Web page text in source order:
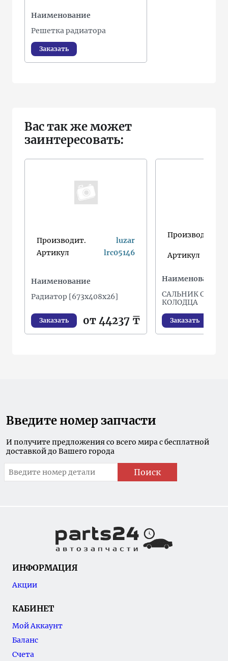
Наименование
Решетка радиатора
Заказать
Вас так же может
заинтересовать:
Производит.
luzar
Артикул
lrc05146
Наименование
Радиатор [673х408х26]
Заказать от 44237 ₸
Производит.
Артикул
Наименование
САЛЬНИК
КОЛОДЦА
Заказать
Введите номер запчасти
И получите предложения со всего мира с бесплатной
доставкой до Вашего города
Поиск
ИНФОРМАЦИЯ
Акции
КАБИНЕТ
Мой Аккаунт
Баланс
Счета